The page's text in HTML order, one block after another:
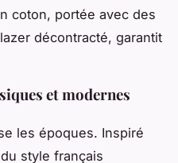
coton, portée avec des
décontracté, garantit
et modernes
les époques. Inspiré
style français